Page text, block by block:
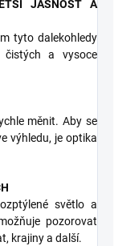
JASNOST A
tyto dalekohledy
a vysoce
měnit. Aby se
výhledu, je optika
světlo a
pozorovat
krajiny a další.